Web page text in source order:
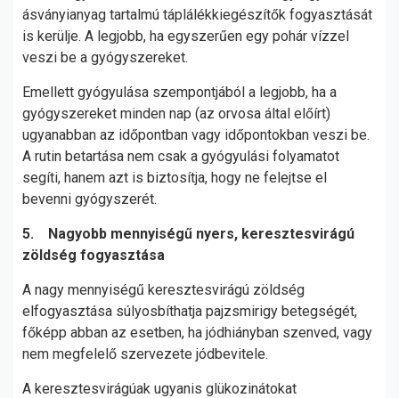
ásványianyag tartalmú táplálékkiegészítők fogyasztását
is kerülje. A legjobb, ha egyszerűen egy pohár vízzel
veszi be a gyógyszereket.
Emellett gyógyulása szempontjából a legjobb, ha a
gyógyszereket minden nap (az orvosa által előírt)
ugyanabban az időpontban vagy időpontokban veszi be.
A rutin betartása nem csak a gyógyulási folyamatot
segíti, hanem azt is biztosítja, hogy ne felejtse el
bevenni gyógyszerét.
5. Nagyobb mennyiségű nyers, keresztesvirágú
zöldség fogyasztása
A nagy mennyiségű keresztesvirágú zöldség
elfogyasztása súlyosbíthatja pajzsmirigy betegségét,
főképp abban az esetben, ha jódhiányban szenved, vagy
nem megfelelő szervezete jódbevitele.
A keresztesvirágúak ugyanis glükozinátokat